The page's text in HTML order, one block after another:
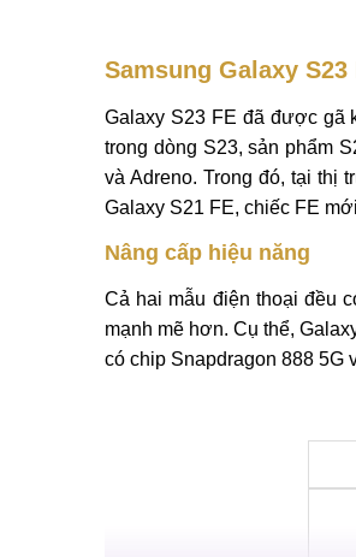
Samsung Galaxy S23
Galaxy S23 FE đã được gã
trong dòng S23, sản phẩm
và Adreno. Trong đó, tại thị
Galaxy S21 FE, chiếc FE
Nâng cấp hiệu năng
Cả hai mẫu điện thoại đều
mạnh mẽ hơn. Cụ thể,
có chip Snapdragon 888 5G